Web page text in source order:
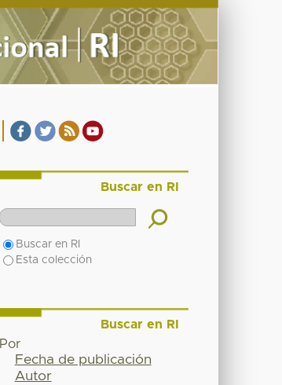
Buscar en RI
Buscar en RI
Esta colección
Buscar en RI
Por
Fecha de publicación
Autor